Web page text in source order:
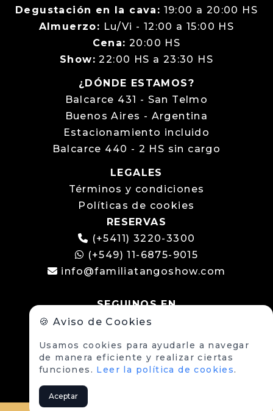
Degustación en la cava: 19:00 a 20:00 HS
Almuerzo: Lu/Vi - 12:00 a 15:00 HS
Cena: 20:00 HS
Show: 22:00 HS a 23:30 HS
¿DÓNDE ESTAMOS?
Balcarce 431 - San Telmo
Buenos Aires - Argentina
Estacionamiento incluido
Balcarce 440 - 2 HS sin cargo
LEGALES
Términos y condiciones
Políticas de cookies
RESERVAS
(+5411) 3220-3300
(+549) 11-6875-9015
info@familiatangoshow.com
SEGUINOS EN
🍪 Aviso de Cookies
Usamos cookies para ayudarle a navegar
de manera eficiente y realizar ciertas
funciones. Leer la política de cookies.
Aceptar